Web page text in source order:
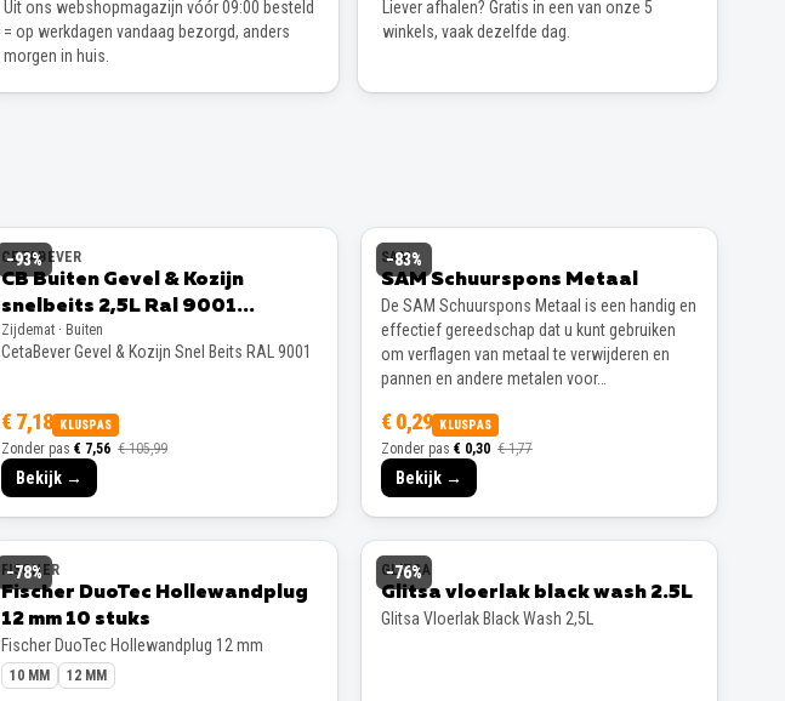
Uit ons webshopmagazijn vóór 09:00 besteld
= op werkdagen vandaag bezorgd, anders
morgen in huis.
Liever afhalen? Gratis in een van onze 5
winkels, vaak dezelfde dag.
−93%
CETABEVER
CB Buiten Gevel & Kozijn
snelbeits 2,5L Ral 9001
Zijdemat
Zijdemat · Buiten
CetaBever Gevel & Kozijn Snel Beits RAL 9001
€ 7,18 KLUSPAS
Zonder pas € 7,56 € 105,99
Bekijk →
−83%
SAM
SAM Schuurspons Metaal
De SAM Schuurspons Metaal is een handig en
effectief gereedschap dat u kunt gebruiken
om verflagen van metaal te verwijderen en
pannen en andere metalen voor…
€ 0,29 KLUSPAS
Zonder pas € 0,30 € 1,77
Bekijk →
−78%
FISCHER
Fischer DuoTec Hollewandplug
12 mm 10 stuks
Fischer DuoTec Hollewandplug 12 mm
10 MM 12 MM
−76%
GLITSA
Glitsa vloerlak black wash 2.5L
Glitsa Vloerlak Black Wash 2,5L